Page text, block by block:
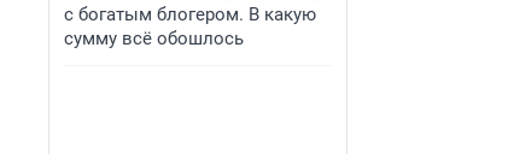
с богатым блогером. В какую
сумму всё обошлось